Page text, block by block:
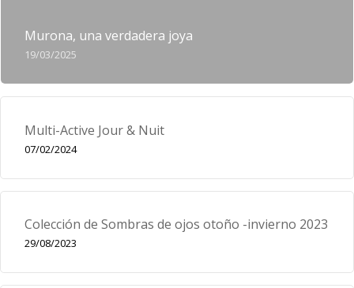
Murona, una verdadera joya
19/03/2025
Multi-Active Jour & Nuit
07/02/2024
Colección de Sombras de ojos otoño -invierno 2023
29/08/2023